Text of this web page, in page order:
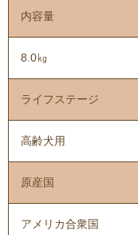
内容量
8.0㎏
ライフステージ
高齢犬用
原産国
アメリカ合衆国